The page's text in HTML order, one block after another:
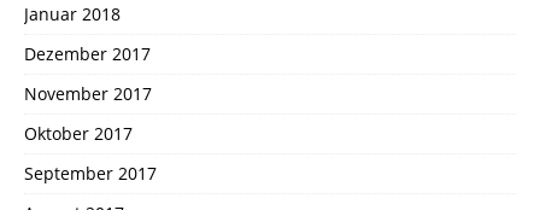
Januar 2018
Dezember 2017
November 2017
Oktober 2017
September 2017